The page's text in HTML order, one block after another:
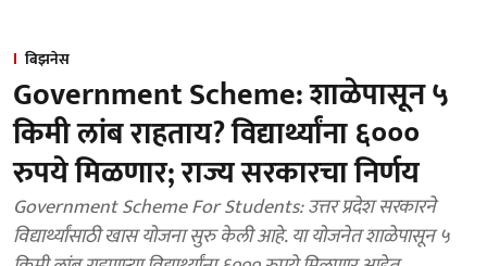
बिझनेस
Government Scheme: शाळेपासून ५
किमी लांब राहताय? विद्यार्थ्यांना ६०००
रुपये मिळणार; राज्य सरकारचा निर्णय
Government Scheme For Students: उत्तर प्रदेश सरकारने
विद्यार्थ्यांसाठी खास योजना सुरु केली आहे. या योजनेत शाळेपासून ५